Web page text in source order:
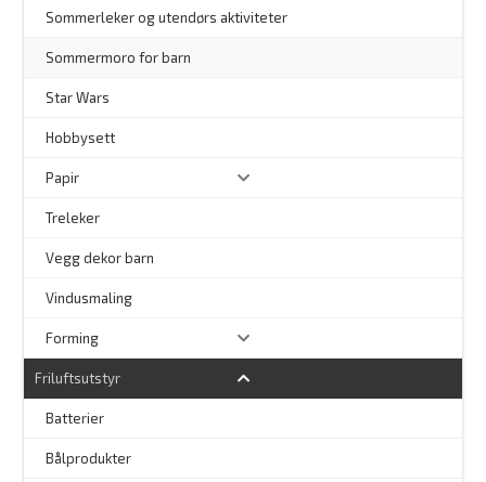
Sommerleker og utendørs aktiviteter
Sommermoro for barn
Star Wars
Hobbysett
Papir
Treleker
Vegg dekor barn
Vindusmaling
Forming
Friluftsutstyr
Batterier
Bålprodukter